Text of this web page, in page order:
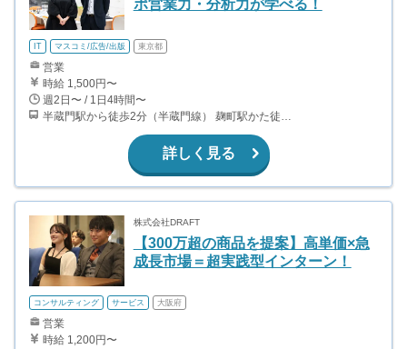
ポ営業力・分析力が学べる！
IT マスコミ/広告/出版 東京都
営業
時給 1,500円〜
週2日〜 / 1日4時間〜
詳しく見る
株式会社DRAFT
【300万超の商品を提案】高単価×急
成長市場＝超実践型インターン！
コンサルティング サービス 大阪府
営業
時給 1,200円〜